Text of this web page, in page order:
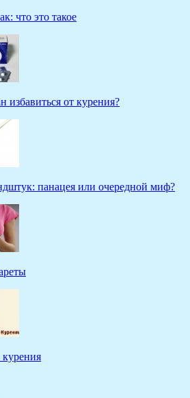
что это такое
избавиться от курения?
панацея или очередной миф?
курения